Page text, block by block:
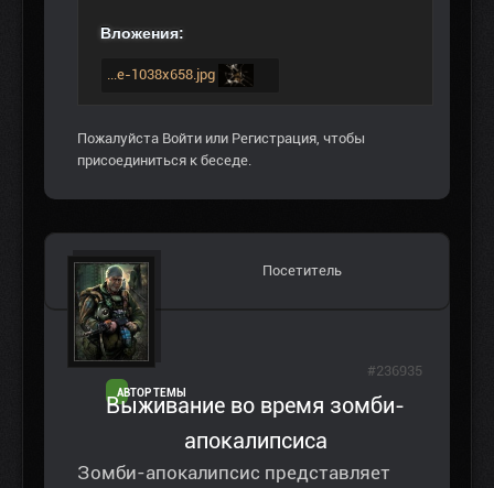
Вложения:
...e-1038x658.jpg
Пожалуйста Войти или Регистрация , чтобы
присоединиться к беседе.
АВТОР ТЕМЫ
Посетитель
Выживание во время зомби-
апокалипсиса
Зомби-апокалипсис представляет
#236935